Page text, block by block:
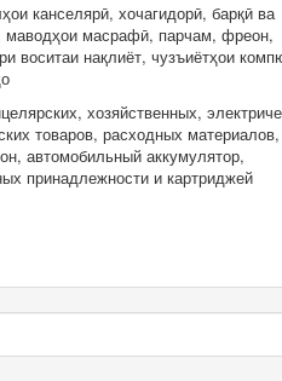
канселярӣ, хочагидорӣ, барқӣ ва
маводҳои масрафӣ, парчам, фреон,
воситаи нақлиёт, чузъиётҳои
хозяйственных,
товаров, расходных материалов,
автомобильный аккумулятор,
принадлежности и картриджей